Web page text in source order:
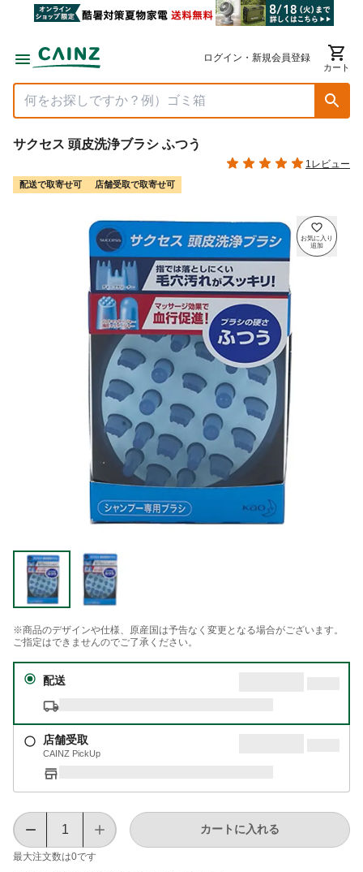
ログイン・新規会員登録
カート
サクセス 頭皮洗浄ブラシ ふつう
1レビュー
配送で取寄せ可 店舗受取で取寄せ可
※商品のデザインや仕様、原産国は予告なく変更となる場合がございます。
ご指定はできませんのでご了承ください。
配送
店舗受取
CAINZ PickUp
最大注文数は0です
カートに入れる